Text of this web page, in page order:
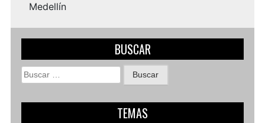
Medellín
BUSCAR
Buscar:
TEMAS